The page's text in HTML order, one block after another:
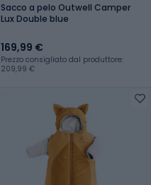
Sacco a pelo Outwell Camper
Lux Double blue
169,99 €
Prezzo consigliato dal produttore:
209,99 €